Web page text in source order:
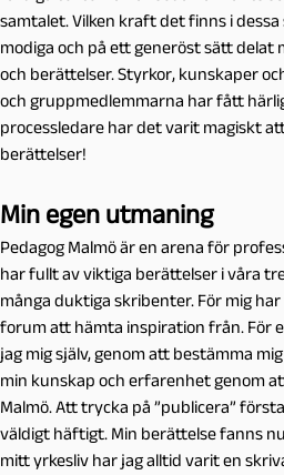
samtalet. Vilken kraft det finns i
modiga och på ett generöst sätt delat
och berättelser. Styrkor, kunskaper
och gruppmedlemmarna har fått
processledare har det varit magiskt
berättelser!
Min egen utmaning
Pedagog Malmö är en arena för
har fullt av viktiga berättelser i våra
många duktiga skribenter. För mig
forum att hämta inspiration från. För
jag mig själv, genom att bestämma
min kunskap och erfarenhet genom
Malmö. Att trycka på ”publicera”
väldigt häftigt. Min berättelse fanns
mitt yrkesliv har jag alltid varit en